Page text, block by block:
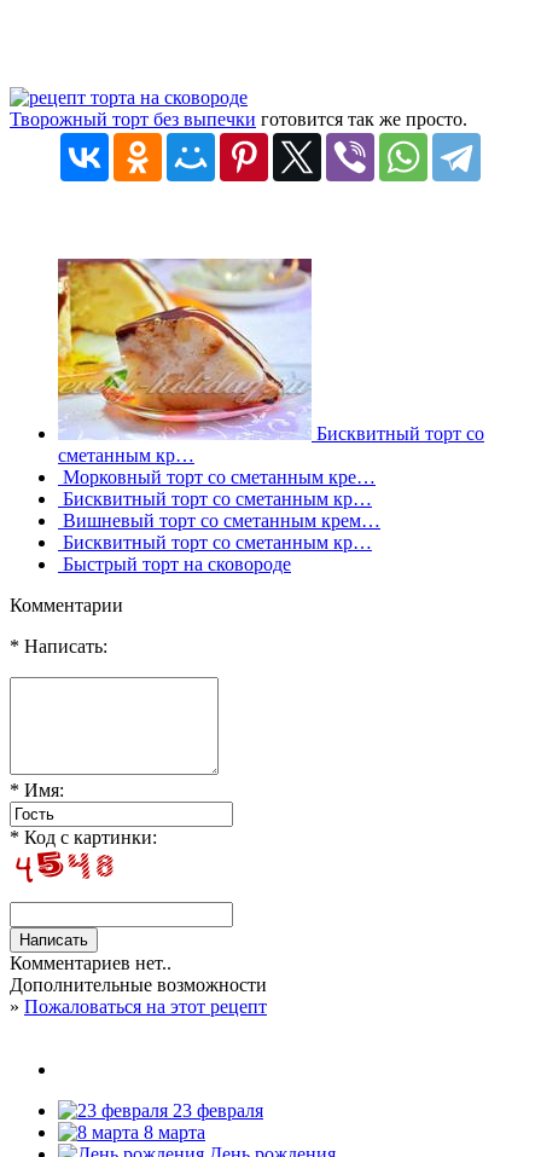
Творожный торт без выпечки готовится так же просто.
Бисквитный торт со
сметанным кр…
Морковный торт со сметанным кре…
Бисквитный торт со сметанным кр…
Вишневый торт со сметанным крем…
Бисквитный торт со сметанным кр…
Быстрый торт на сковороде
Комментарии
* Написать:
* Имя:
* Код с картинки:
Комментариев нет..
Дополнительные возможности
» Пожаловаться на этот рецепт
23 февраля
8 марта